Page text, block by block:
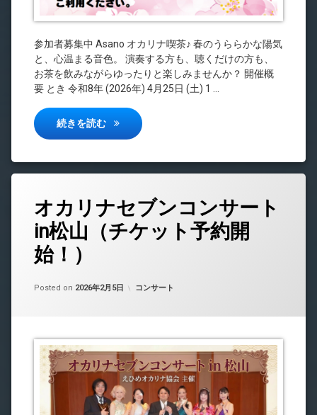
参加者募集中 Asano オカリナ喫茶♪ 春のうららかな陽気
と、心温まる音色。 演奏する方も、聴くだけの方も、
お茶を飲みながらゆったりと楽しみませんか？ 開催概
要 とき 令和8年 (2026年) 4月25日 (土) 1 …
続きを読む Asano オカリナ喫茶♪
オカリナセブンコンサート
in松山（チケット予約開
始！）
Posted on 2026年2月5日 カテゴリー:
コンサート